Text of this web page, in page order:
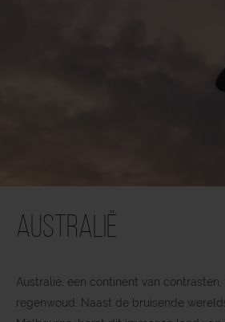
Australië
Australië, een continent van
regenwoud. Naast de bruisende